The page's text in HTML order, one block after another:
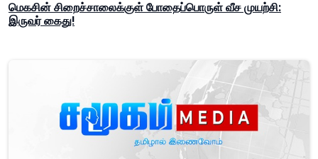
மெகசின் சிறைச்சாலைக்குள் போதைப்பொருள் வீச முயற்சி:
இருவர் கைது!